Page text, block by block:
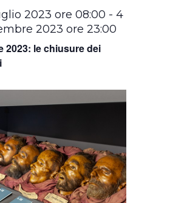
2023: le chiusure dei
2023 ore 08:00 -4
2023 ore 23:00